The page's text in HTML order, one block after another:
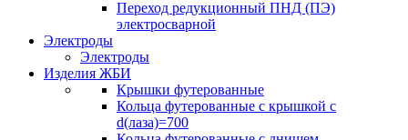
Переход редукционный ПНД (ПЭ)
электросварной
Электроды
Электроды
Изделия ЖБИ
Крышки футерованные
Кольца футерованные с крышкой с
d(лаза)=700